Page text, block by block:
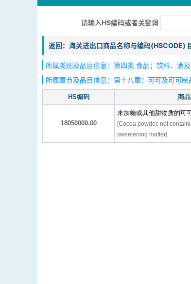
请输入HS编码或者关键词
返回：海关进出口商品名称与编码(HSCODE)
所属类别及品目信息：第四类 食品；饮料、酒
所属章节及品目信息：第十八章：可可及可可制
HS编码 商
18050000.00
未加糖或其他甜物质的可
[Cocoa powder, not
sweetening matter]